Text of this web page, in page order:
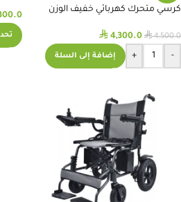
كرسي متحرك كهربائي خفيف الوزن
⃁4,500.0
⃁ 4,300.0
-
+ إضافة إلى السلة